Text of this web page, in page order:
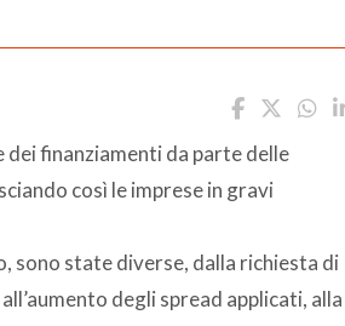
dei finanziamenti da parte delle
così le imprese in gravi
sono state diverse, dalla richiesta di
degli spread applicati, alla